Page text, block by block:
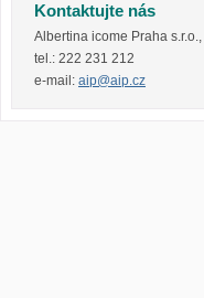
Kontaktujte nás
Albertina icome Praha s.r.o.,
tel.: 222 231 212
e-mail: aip@aip.cz